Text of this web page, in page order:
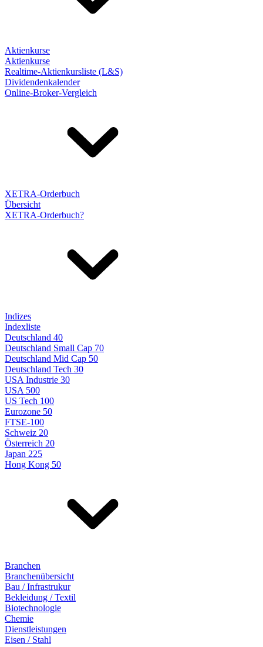
Aktienkurse
Aktienkurse
Realtime-Aktienkursliste (L&S)
Dividendenkalender
Online-Broker-Vergleich
XETRA-Orderbuch
Übersicht
XETRA-Orderbuch?
Indizes
Indexliste
Deutschland 40
Deutschland Small Cap 70
Deutschland Mid Cap 50
Deutschland Tech 30
USA Industrie 30
USA 500
US Tech 100
Eurozone 50
FTSE-100
Schweiz 20
Österreich 20
Japan 225
Hong Kong 50
Branchen
Branchenübersicht
Bau / Infrastrukur
Bekleidung / Textil
Biotechnologie
Chemie
Dienstleistungen
Eisen / Stahl